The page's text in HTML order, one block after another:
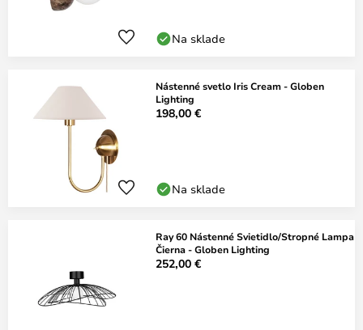
Na sklade
Nástenné svetlo Iris Cream - Globen
Lighting
198,00 €
Na sklade
Ray 60 Nástenné Svietidlo/Stropné Lampa
Čierna - Globen Lighting
252,00 €